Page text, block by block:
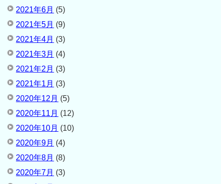
2021年6月 (5)
2021年5月 (9)
2021年4月 (3)
2021年3月 (4)
2021年2月 (3)
2021年1月 (3)
2020年12月 (5)
2020年11月 (12)
2020年10月 (10)
2020年9月 (4)
2020年8月 (8)
2020年7月 (3)